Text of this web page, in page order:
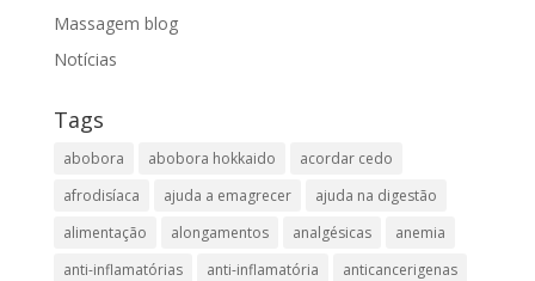
Massagem blog
Notícias
Tags
abobora abobora hokkaido
acordar cedo
afrodisíaca
ajuda a emagrecer
ajuda na digestão
alimentação
alongamentos analgésicas
anemia
anti-inflamatórias
anti-inflamatória​
anticancerigenas